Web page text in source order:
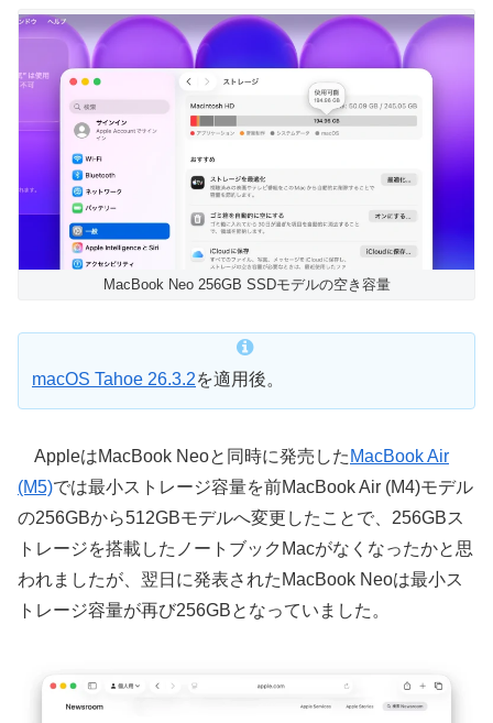
MacBook Neo 256GB SSDモデルの空き容量
macOS Tahoe 26.3.2を適用後。
AppleはMacBook Neoと同時に発売した MacBook Air
(M5)では最小ストレージ容量を前MacBook Air (M4)モデル
の256GBから512GBモデルへ変更したことで、256GBス
トレージを搭載したノートブックMacがなくなったかと思
われましたが、翌日に発表されたMacBook Neoは最小ス
トレージ容量が再び256GBとなっていました。